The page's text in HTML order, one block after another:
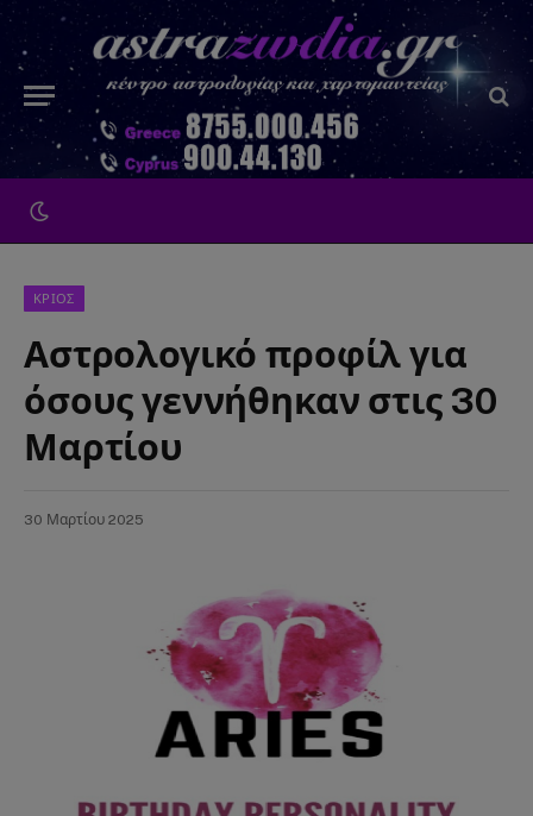
ΚΡΙΟΣ
Αστρολογικό προφίλ για
όσους γεννήθηκαν στις 30
Μαρτίου
30 Μαρτίου 2025